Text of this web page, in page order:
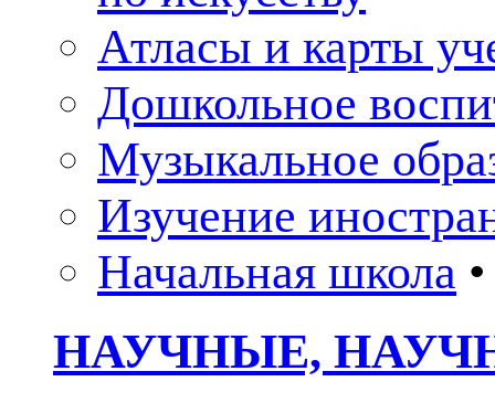
Атласы и карты
Дошкольное
Музыкальное
Изучение
Начальная школа •
НАУЧНЫЕ,